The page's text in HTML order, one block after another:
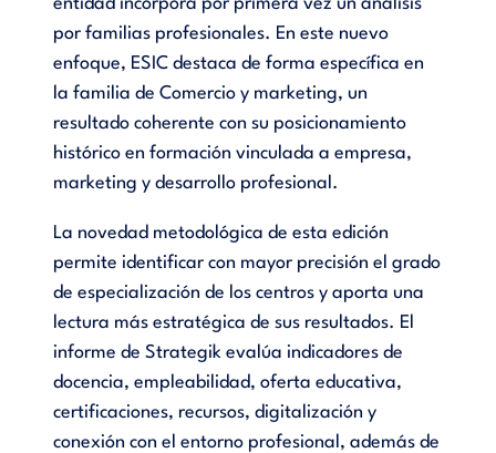
entidad incorpora por primera vez un análisis
por familias profesionales. En este nuevo
enfoque, ESIC destaca de forma específica en
la familia de Comercio y marketing, un
resultado coherente con su posicionamiento
histórico en formación vinculada a empresa,
marketing y desarrollo profesional.
La novedad metodológica de esta edición
permite identificar con mayor precisión el grado
de especialización de los centros y aporta una
lectura más estratégica de sus resultados. El
informe de Strategik evalúa indicadores de
docencia, empleabilidad, oferta educativa,
certificaciones, recursos, digitalización y
conexión con el entorno profesional, además de